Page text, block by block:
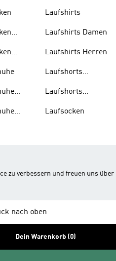
Laufshirts
Laufshirts Damen
Laufshirts Herren
Laufshorts
Laufshorts
Laufsocken
zu verbessern und freuen uns über
nach oben
Dein Warenkorb (0)